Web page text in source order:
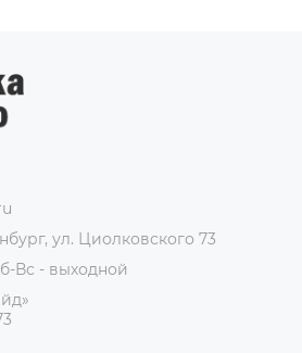
ул. Циолковского 73
Вс - выходной